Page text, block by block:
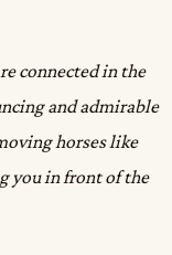
connected in the
and admirable
horses like
you in front of the